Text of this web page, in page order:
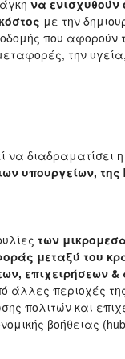
να ενισχυθούν
με την
που αφορούν
την
να διαδραματίσει η
υπουργείων,
των
μεταξύ του
επιχειρήσεων
άλλες περιοχές
πολιτών και
βοήθειας